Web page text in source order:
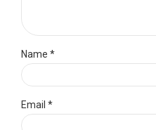
Name *
Email *